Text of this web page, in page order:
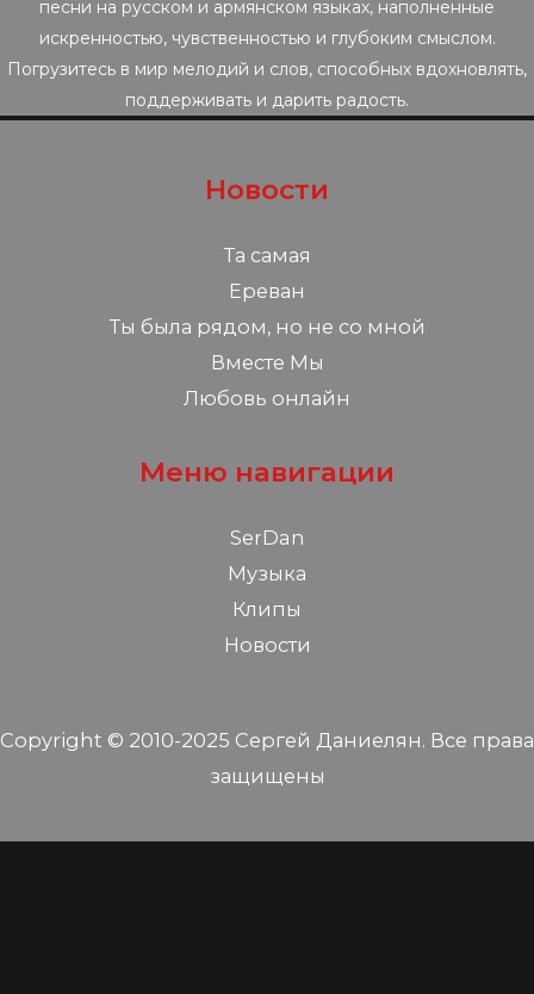
песни на русском и армянском языках, наполненные
искренностью, чувственностью и глубоким смыслом.
Погрузитесь в мир мелодий и слов, способных вдохновлять,
поддерживать и дарить радость.
Новости
Та самая
Ереван
Ты была рядом, но не со мной
Вместе Мы
Любовь онлайн
Меню навигации
SerDan
Музыка
Клипы
Новости
Copyright © 2010-2025 Сергей Даниелян. Все права
защищены